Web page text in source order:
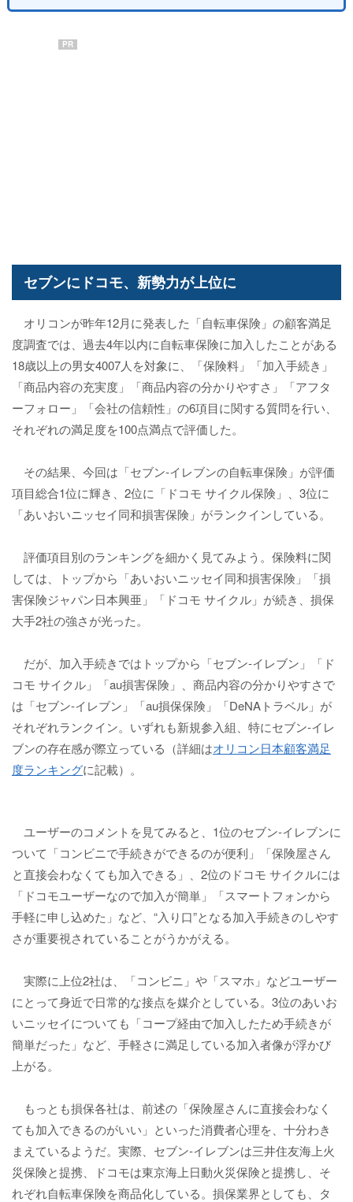
PR
セブンにドコモ、新勢力が上位に
オリコンが昨年12月に発表した「自転車保険」の顧客満足
度調査では、過去4年以内に自転車保険に加入したことがある
18歳以上の男女4007人を対象に、「保険料」「加入手続き」
「商品内容の充実度」「商品内容の分かりやすさ」「アフタ
ーフォロー」「会社の信頼性」の6項目に関する質問を行い、
それぞれの満足度を100点満点で評価した。
その結果、今回は「セブン‐イレブンの自転車保険」が評価
項目総合1位に輝き、2位に「ドコモ サイクル保険」、3位に
「あいおいニッセイ同和損害保険」がランクインしている。
評価項目別のランキングを細かく見てみよう。保険料に関
しては、トップから「あいおいニッセイ同和損害保険」「損
害保険ジャパン日本興亜」「ドコモ サイクル」が続き、損保
大手2社の強さが光った。
だが、加入手続きではトップから「セブン‐イレブン」「ド
コモ サイクル」「au損害保険」、商品内容の分かりやすさで
は「セブン‐イレブン」「au損保保険」「DeNAトラベル」が
それぞれランクイン。いずれも新規参入組、特にセブン‐イレ
ブンの存在感が際立っている（詳細はオリコン日本顧客満足
度ランキングに記載）。
ユーザーのコメントを見てみると、1位のセブン‐イレブンに
ついて「コンビニで手続きができるのが便利」「保険屋さん
と直接会わなくても加入できる」、2位のドコモ サイクルには
「ドコモユーザーなので加入が簡単」「スマートフォンから
手軽に申し込めた」など、“入り口”となる加入手続きのしやす
さが重要視されていることがうかがえる。
実際に上位2社は、「コンビニ」や「スマホ」などユーザー
にとって身近で日常的な接点を媒介としている。3位のあいお
いニッセイについても「コープ経由で加入したため手続きが
簡単だった」など、手軽さに満足している加入者像が浮かび
上がる。
もっとも損保各社は、前述の「保険屋さんに直接会わなく
ても加入できるのがいい」といった消費者心理を、十分わき
まえているようだ。実際、セブン‐イレブンは三井住友海上火
災保険と提携、ドコモは東京海上日動火災保険と提携し、そ
れぞれ自転車保険を商品化している。損保業界としても、タ